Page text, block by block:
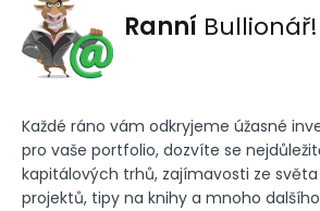
Ranní Bullionář!
Každé ráno vám odkryjeme úžasné
pro vaše portfolio, dozvíte se
kapitálových trhů, zajímavosti ze
projektů, tipy na knihy a mnoho